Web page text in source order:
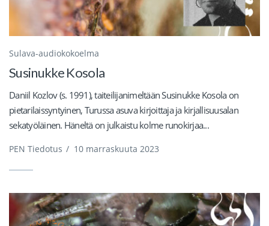
Sulava-audiokokoelma
Susinukke Kosola
Daniil Kozlov (s. 1991), taiteilijanimeltään Susinukke Kosola on
pietarilaissyntyinen, Turussa asuva kirjoittaja ja kirjallisuusalan
sekatyöläinen. Häneltä on julkaistu kolme runokirjaa...
PEN Tiedotus / 10 marraskuuta 2023